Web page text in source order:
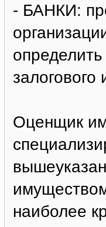
- БАНКИ:
Оценщик
наиболее